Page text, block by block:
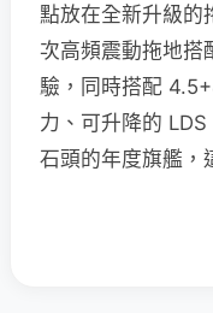
點放在全新升級的
次高頻震動拖地搭
驗，同時搭配
力、可升降的
石頭的年度旗艦，